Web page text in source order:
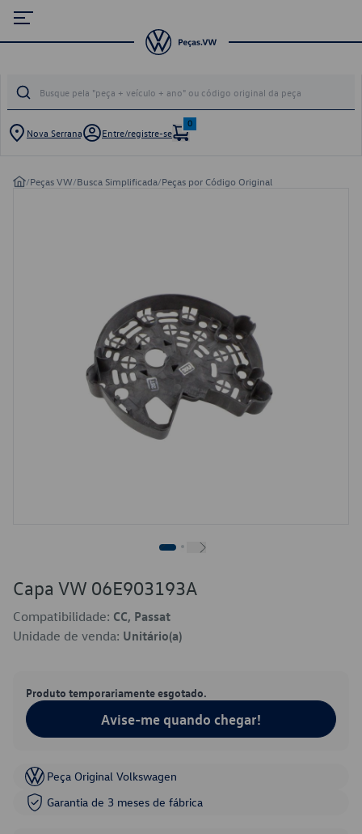
Nova Serrana Entre/registre-se
0
/Peças VW/Busca Simplificada/Peças por Código Original
Capa VW 06E903193A
Compatibilidade: CC, Passat
Unidade de venda: Unitário(a)
Produto temporariamente esgotado.
Avise-me quando chegar!
Peça Original Volkswagen
Garantia de 3 meses de fábrica